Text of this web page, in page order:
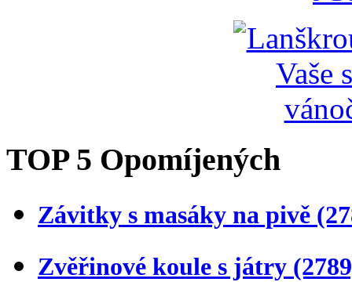
TOP 5 Opomíjených
Závitky s masáky na pivě
Zvěřinové koule s játry